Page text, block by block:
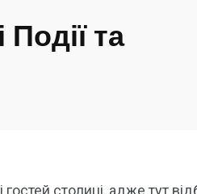
та
столиці, адже тут